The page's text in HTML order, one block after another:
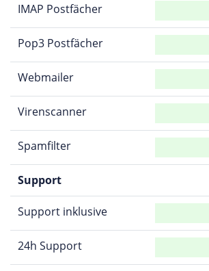
IMAP Postfächer
Pop3 Postfächer
Webmailer
Virenscanner
Spamfilter
Support
Support inklusive
24h Support